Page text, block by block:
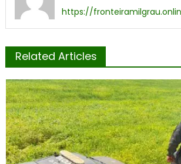
https://
Related Articles